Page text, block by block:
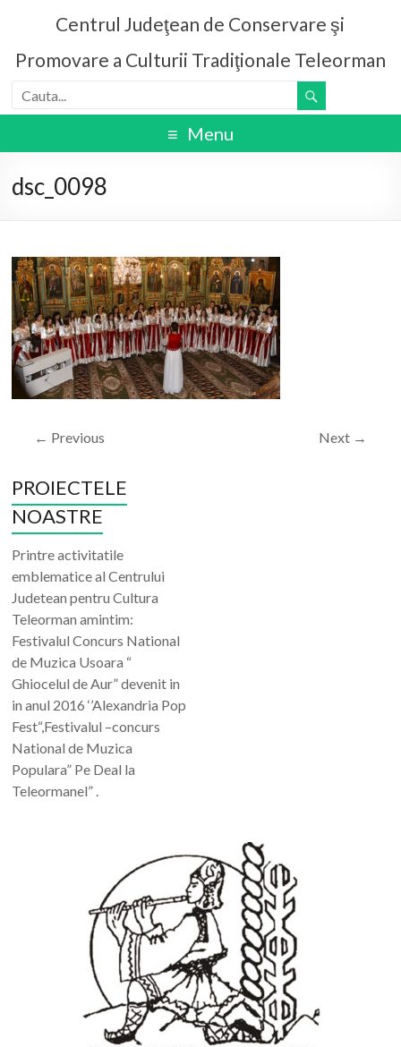
Centrul Judeţean de Conservare şi
Promovare a Culturii Tradiţionale Teleorman
Menu
dsc_0098
← Previous Next →
PROIECTELE
NOASTRE
Printre activitatile
emblematice al Centrului
Judetean pentru Cultura
Teleorman amintim:
Festivalul Concurs National
de Muzica Usoara “
Ghiocelul de Aur” devenit in
in anul 2016 ‘’Alexandria Pop
Fest“,Festivalul –concurs
National de Muzica
Populara” Pe Deal la
Teleormanel” .